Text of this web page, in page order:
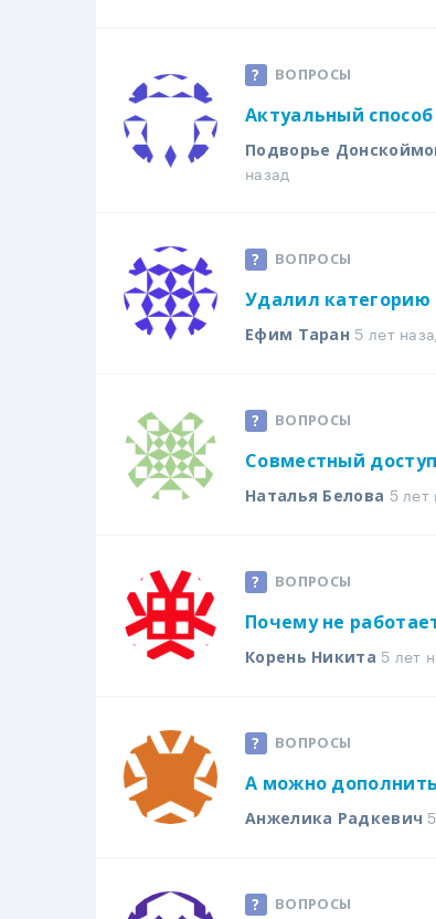
ВОПРОСЫ
Актуальный способ
Подворье
назад
ВОПРОСЫ
Удалил категорию
Ефим Таран 5 лет
ВОПРОСЫ
Совместный доступ
Наталья Белова 5 лет
ВОПРОСЫ
Почему не
Корень Никита 5 лет
ВОПРОСЫ
А можно
Анжелика Радкевич
ВОПРОСЫ